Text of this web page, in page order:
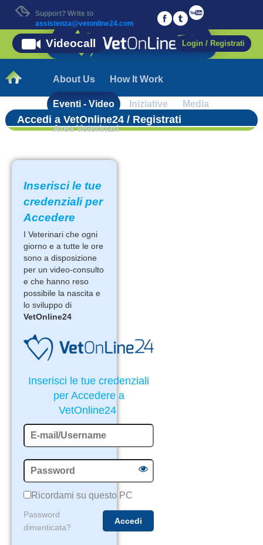
Support? Write to
assistenza@vetonline24.com
About Us How It Work
Eventi - Video Iniziative Media
Area Veterinari
Login / Registrati
Videocall
Accedi a VetOnline24 / Registrati
Inserisci le tue
credenziali per
Accedere
I Veterinari che ogni
giorno e a tutte le ore
sono a disposizione
per un video-consulto
e che hanno reso
possibile la nascita e
lo sviluppo di
VetOnline24
Inserisci le tue credenziali
per Accedere a
VetOnline24
Ricordami su questo PC
Password
dimenticata?